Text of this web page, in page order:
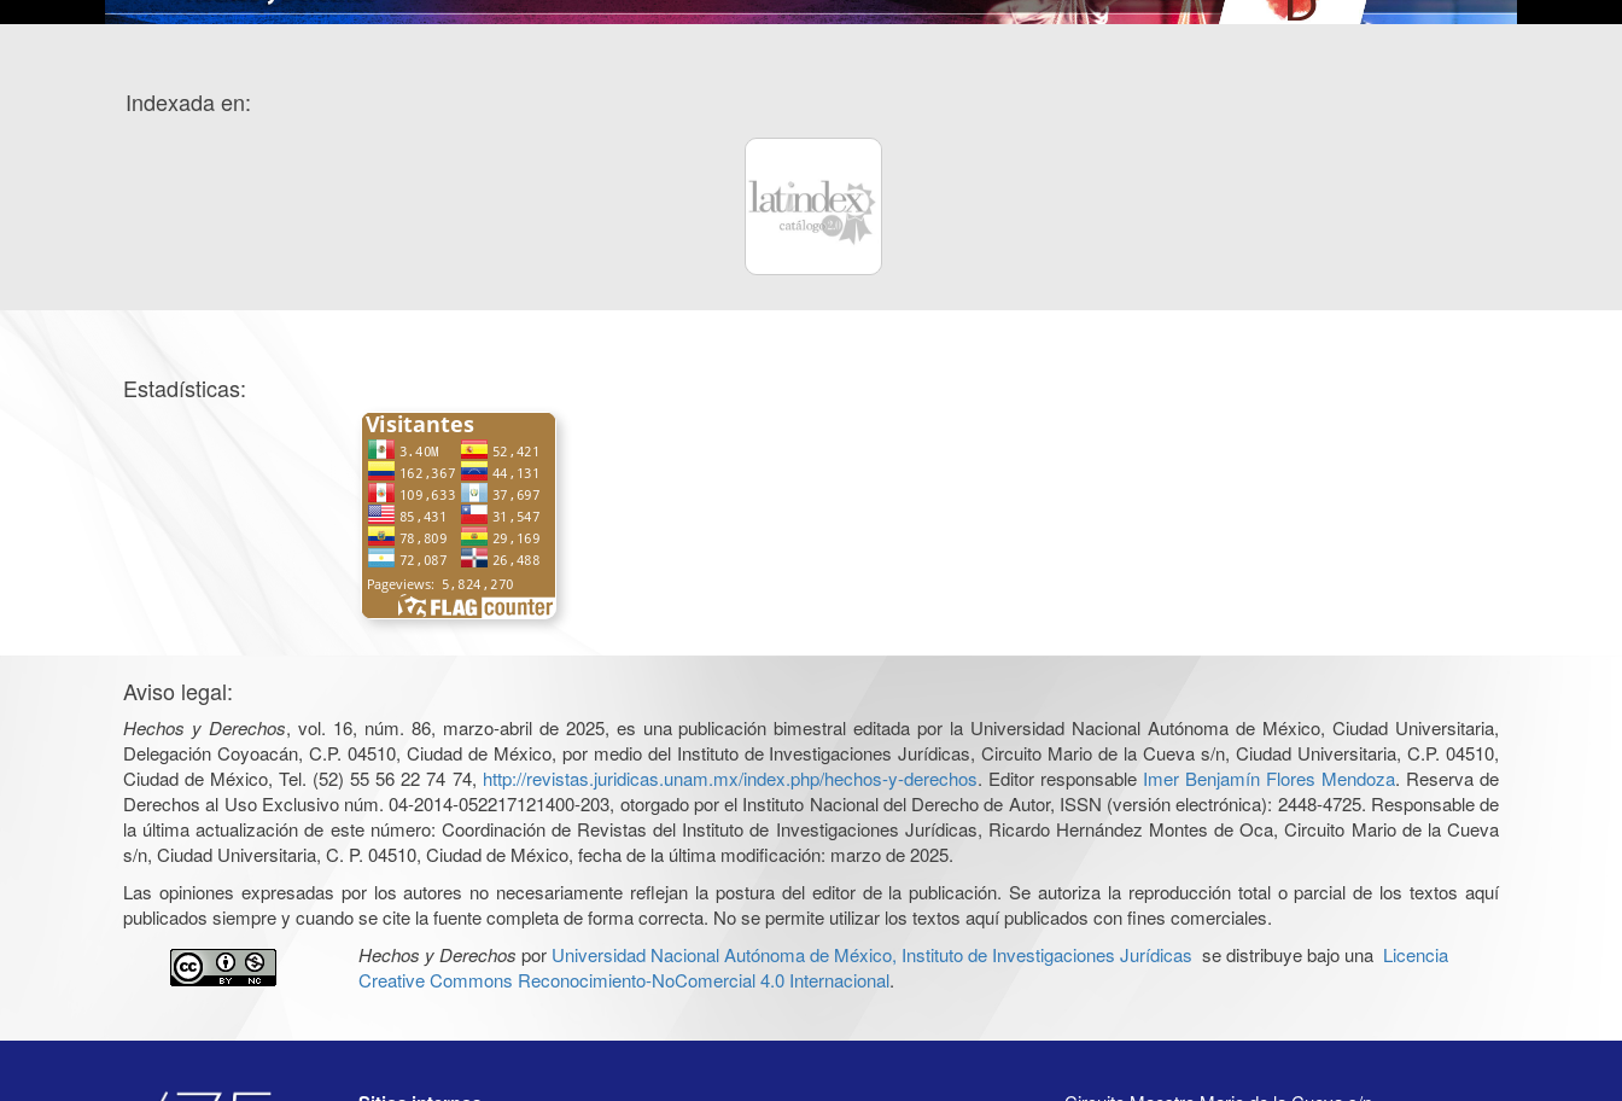
Indexada en:
Estadísticas:
Aviso legal:
Hechos y Derechos, vol. 16, núm. 86, marzo-abril de 2025, es una publicación bimestral editada por la Universidad Nacional Autónoma de México, Ciudad Universitaria,
Delegación Coyoacán, C.P. 04510, Ciudad de México, por medio del Instituto de Investigaciones Jurídicas, Circuito Mario de la Cueva s/n, Ciudad Universitaria, C.P. 04510,
Ciudad de México, Tel. (52) 55 56 22 74 74, http://revistas.juridicas.unam.mx/index.php/hechos-y-derechos. Editor responsable Imer Benjamín Flores Mendoza. Reserva de
Derechos al Uso Exclusivo núm. 04-2014-052217121400-203, otorgado por el Instituto Nacional del Derecho de Autor, ISSN (versión electrónica): 2448-4725. Responsable de
la última actualización de este número: Coordinación de Revistas del Instituto de Investigaciones Jurídicas, Ricardo Hernández Montes de Oca, Circuito Mario de la Cueva
s/n, Ciudad Universitaria, C. P. 04510, Ciudad de México, fecha de la última modificación: marzo de 2025.
Las opiniones expresadas por los autores no necesariamente reflejan la postura del editor de la publicación. Se autoriza la reproducción total o parcial de los textos aquí
publicados siempre y cuando se cite la fuente completa de forma correcta. No se permite utilizar los textos aquí publicados con fines comerciales.
Hechos y Derechos por Universidad Nacional Autónoma de México, Instituto de Investigaciones Jurídicas se distribuye bajo una Licencia
Creative Commons Reconocimiento-NoComercial 4.0 Internacional.